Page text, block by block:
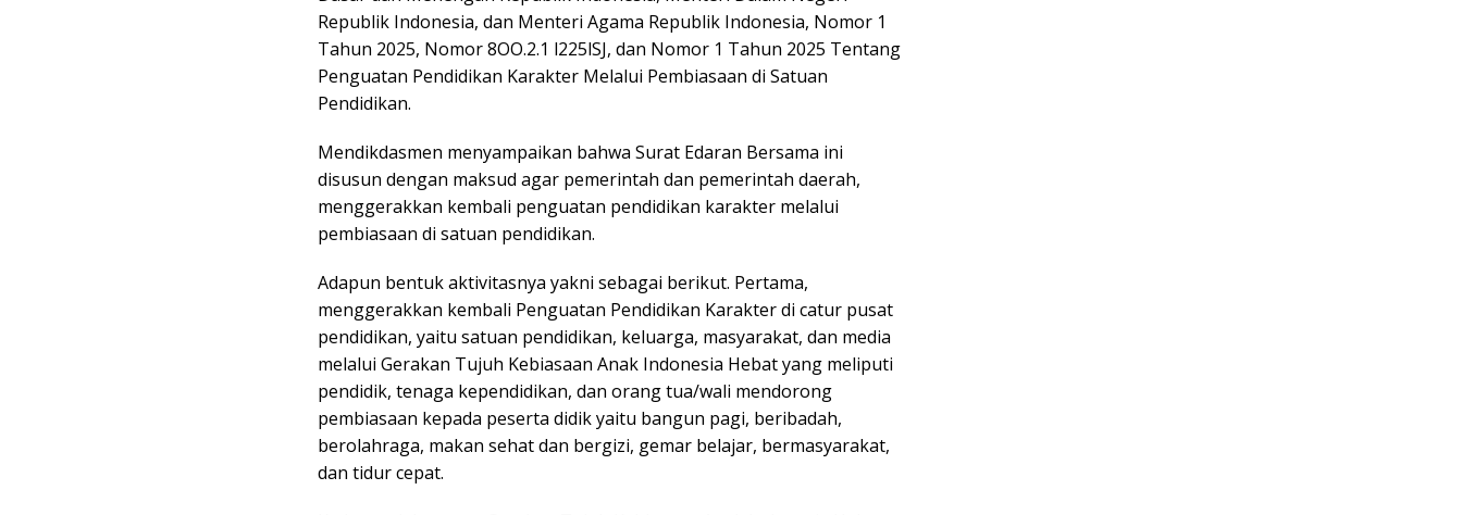
Republik Indonesia, dan Menteri Agama Republik Indonesia, Nomor 1
Tahun 2025, Nomor 8OO.2.1 l225lSJ, dan Nomor 1 Tahun 2025 Tentang
Penguatan Pendidikan Karakter Melalui Pembiasaan di Satuan
Pendidikan.
Mendikdasmen menyampaikan bahwa Surat Edaran Bersama ini
disusun dengan maksud agar pemerintah dan pemerintah daerah,
menggerakkan kembali penguatan pendidikan karakter melalui
pembiasaan di satuan pendidikan.
Adapun bentuk aktivitasnya yakni sebagai berikut. Pertama,
menggerakkan kembali Penguatan Pendidikan Karakter di catur pusat
pendidikan, yaitu satuan pendidikan, keluarga, masyarakat, dan media
melalui Gerakan Tujuh Kebiasaan Anak Indonesia Hebat yang meliputi
pendidik, tenaga kependidikan, dan orang tua/wali mendorong
pembiasaan kepada peserta didik yaitu bangun pagi, beribadah,
berolahraga, makan sehat dan bergizi, gemar belajar, bermasyarakat,
dan tidur cepat.